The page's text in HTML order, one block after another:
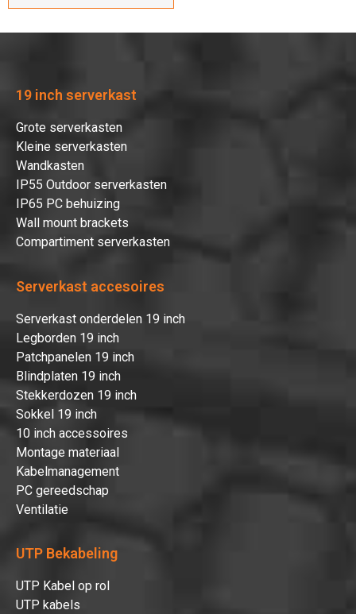
19 inch serverkast
Grote serverkasten
Kleine serverkasten
Wandkasten
IP55 Outdoor serverkasten
IP65 PC behuizing
Wall mount brackets
Compartiment serverkasten
Serverkast accesoires
Serverkast onderdelen 19 inch
Legborden 19 inch
Patchpanelen 19 inch
Blindplaten 19 inch
Stekkerdozen 19 inch
Sokkel 19 inch
10 inch accessoires
Montage materiaal
Kabelmanagement
PC gereedschap
Ventilatie
UTP Bekabeling
UTP Kabel op rol
UTP kabels